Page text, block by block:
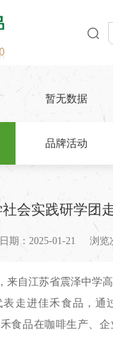
暂无数据
品牌活动
会实践研学团
期：2025-01-21 浏览
来自江苏省震泽中学
表走进佳禾食品，通
食品在咖啡生产、